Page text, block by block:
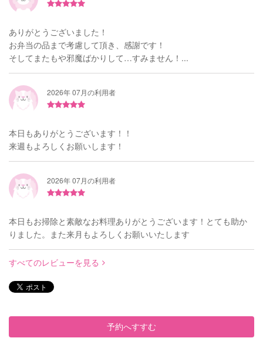
ありがとうございました！
お弁当の品まで考慮して頂き、感謝です！
そしてまたもや邪魔ばかりして…すみません！...
2026年 07月の利用者
本日もありがとうございます！！
来週もよろしくお願いします！
2026年 07月の利用者
本日もお掃除と素敵なお料理ありがとうございます！とても助か
りました。また来月もよろしくお願いいたします
すべてのレビューを見る
予約へすすむ